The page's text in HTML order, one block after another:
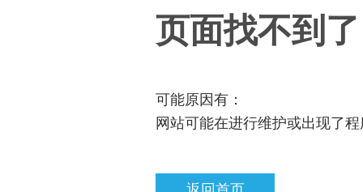
页面找不到了
可能原因有：
网站可能在进行维护或出现了